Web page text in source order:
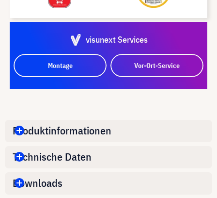
visunext Services
Montage Vor-Ort-Service
Produktinformationen
Technische Daten
Downloads